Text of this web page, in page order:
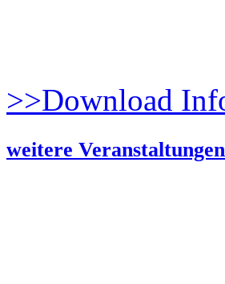
>>Download
weitere